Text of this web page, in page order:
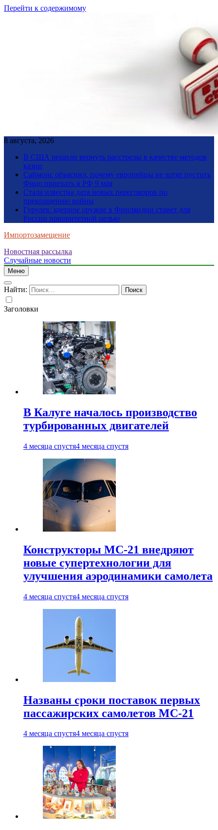
Перейти к содержимому
8 августа, 2026
В США решили вернуть расстрелы в качестве методов
казни
Саймонс объяснил, почему европейцы не хотят пустить
Фицо приехать в РФ 9 мая
Стала известна дата новых переговоров по
прекращению войны
Гурулев: ядерное оружие в Финляндии станет для
России приоритетной целью
Импортозамещение
Новостная рассылка
Случайные новости
Меню
Найти:
Заголовки
В Калуге началось производство
турбированных двигателей
4 месяца спустя4 месяца спустя
Конструкторы МС-21 внедряют
новые супертехнологии для
улучшения аэродинамики самолета
4 месяца спустя4 месяца спустя
Названы сроки поставок первых
пассажирских самолетов МС-21
4 месяца спустя4 месяца спустя